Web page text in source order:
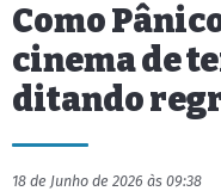
Como
cinema de
ditando
18 de Junho de 2026 às 09:38